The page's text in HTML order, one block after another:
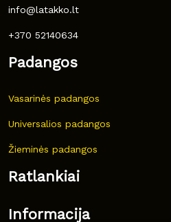
info@latakko.lt
+370 52140634
Padangos
Vasarinės padangos
Universalios padangos
Žieminės padangos
Ratlankiai
Informacija